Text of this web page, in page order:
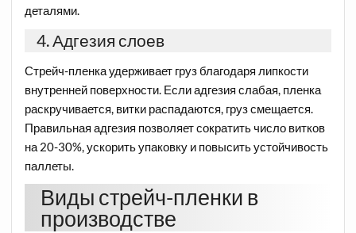
деталями.
4. Адгезия слоев
Стрейч-пленка удерживает груз благодаря липкости
внутренней поверхности. Если адгезия слабая, пленка
раскручивается, витки распадаются, груз смещается.
Правильная адгезия позволяет сократить число витков
на 20-30%, ускорить упаковку и повысить устойчивость
паллеты.
Виды стрейч-пленки в
производстве